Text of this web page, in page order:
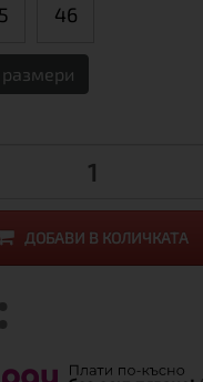
46
ДОБАВИ В КОЛИЧКАТА